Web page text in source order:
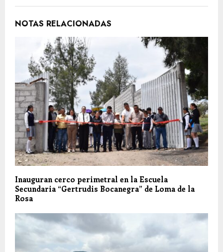
NOTAS RELACIONADAS
Inauguran cerco perimetral en la Escuela
Secundaria “Gertrudis Bocanegra” de Loma de la
Rosa